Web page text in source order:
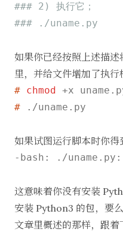
### 2) 执行它；
### ./uname.py
如果你已经按照上述描
里，并给文件增加了执行
# chmod
+x
#
./uname.py
如果试图运行脚本时你得
-bash: ./
这意味着你没有安装
安装 Python3 的包，要
文章里概述的那样，跟